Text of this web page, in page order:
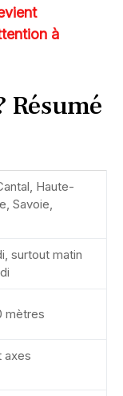
à
Résumé
Haute-
Savoie,
surtout matin
mètres
axes